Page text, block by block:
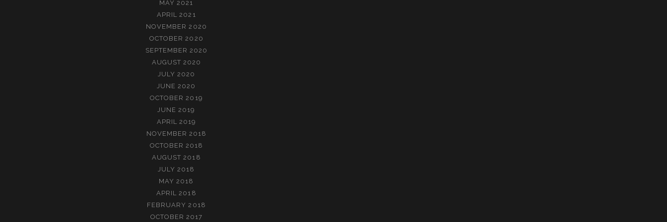
MAY 2021
APRIL 2021
NOVEMBER 2020
OCTOBER 2020
SEPTEMBER 2020
AUGUST 2020
JULY 2020
JUNE 2020
OCTOBER 2019
JUNE 2019
APRIL 2019
NOVEMBER 2018
OCTOBER 2018
AUGUST 2018
JULY 2018
MAY 2018
APRIL 2018
FEBRUARY 2018
OCTOBER 2017